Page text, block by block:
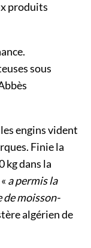
produits
sous
engins vident
Finie la
kg dans la
a permis la
de moisson-
algérien de